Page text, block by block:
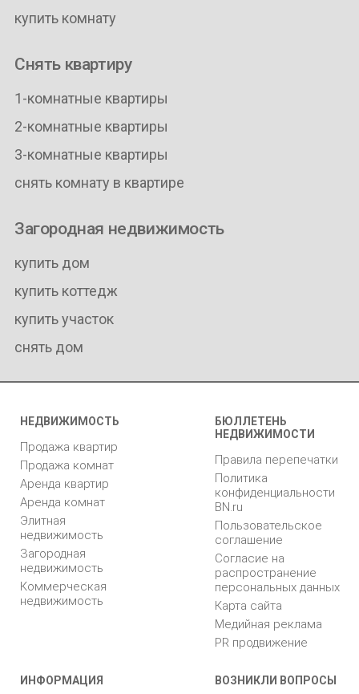
купить комнату
Снять квартиру
1-комнатные квартиры
2-комнатные квартиры
3-комнатные квартиры
снять комнату в квартире
Загородная недвижимость
купить дом
купить коттедж
купить участок
снять дом
НЕДВИЖИМОСТЬ
Продажа квартир
Продажа комнат
Аренда квартир
Аренда комнат
Элитная
недвижимость
Загородная
недвижимость
Коммерческая
недвижимость
БЮЛЛЕТЕНЬ
НЕДВИЖИМОСТИ
Правила перепечатки
Политика
конфиденциальности
BN.ru
Пользовательское
соглашение
Согласие на
распространение
персональных данных
Карта сайта
Медийная реклама
PR продвижение
ИНФОРМАЦИЯ ВОЗНИКЛИ ВОПРОСЫ